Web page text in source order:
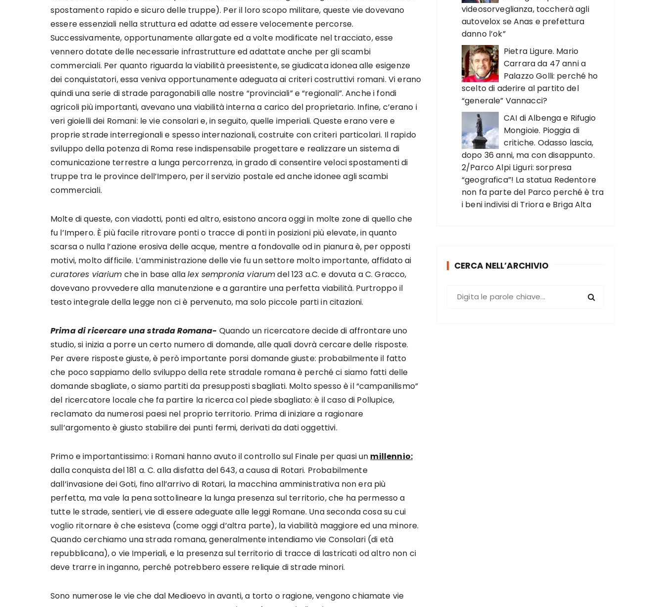
spostamento rapido e sicuro delle truppe). Per il loro scopo militare, queste vie dovevano
essere essenziali nella struttura ed adatte ad essere velocemente percorse.
Successivamente, opportunamente allargate ed a volte modificate nel tracciato, esse
vennero dotate delle necessarie infrastrutture ed adattate anche per gli scambi
commerciali. Per quanto riguarda la viabilità preesistente, se giudicata idonea alle esigenze
dei conquistatori, essa veniva opportunamente adeguata ai criteri costruttivi romani. Vi erano
quindi una serie di strade paragonabili alle nostre “provinciali” e “regionali”. Anche i fondi
agricoli più importanti, avevano una viabilità interna a carico del proprietario. Infine, c’erano i
veri gioielli dei Romani: le vie consolari e, in seguito, quelle imperiali. Queste erano vere e
proprie strade interregionali e spesso internazionali, costruite con criteri particolari. Il rapido
sviluppo della potenza di Roma rese indispensabile progettare e realizzare un sistema di
comunicazione terrestre a lunga percorrenza, in grado di consentire veloci spostamenti di
truppe tra le province dell’Impero, per il servizio postale ed anche idonee agli scambi
commerciali.
Molte di queste, con viadotti, ponti ed altro, esistono ancora oggi in molte zone di quello che
fu l’Impero. È più facile ritrovare ponti o tracce di ponti in posizioni più elevate, in quanto
scarsa o nulla l’azione erosiva delle acque, mentre a fondovalle od in pianura è, per opposti
motivi, molto difficile. L’amministrazione delle vie fu un settore molto importante, affidato ai
curatores viarium che in base allalex sempronia viarumdel 123 a.C. e dovuta a C. Gracco,
dovevano provvedere alla manutenzione e a garantire una perfetta viabilità. Purtroppo il
testo integrale della legge non ci è pervenuto, ma solo piccole parti in citazioni.
Prima di ricercare una strada Romana- Quando un ricercatore decide di affrontare uno
studio, si inizia a porre un certo numero di domande, alle quali dovrà cercare delle risposte.
Per avere risposte giuste, è però importante porsi domande giuste: probabilmente il fatto
che poco sappiamo dello sviluppo della rete stradale romana è perché ci siamo fatti delle
domande sbagliate, o siamo partiti da presupposti sbagliati. Molto spesso è il “campanilismo”
del ricercatore locale che fa partire la ricerca col piede sbagliato: è il caso di Pollupice,
reclamato da numerosi paesi nel proprio territorio. Prima di iniziare a ragionare
sull’argomento è giusto stabilire dei punti fermi, derivati da dati oggettivi.
Primo e importantissimo: i Romani hanno avuto il controllo sul Finale per quasi un millennio:
dalla conquista del 181 a. C. alla disfatta del 643, a causa di Rotari. Probabilmente
dall’invasione dei Goti, fino all’arrivo di Rotari, la macchina amministrativa non era più
perfetta, ma vale la pena sottolineare la lunga presenza sul territorio, che ha permesso a
tutte le strade, sentieri, vie di essere adeguate alle leggi Romane. Una seconda cosa su cui
voglio ritornare è che esisteva (come oggi d’altra parte), la viabilità maggiore ed una minore.
Quando cerchiamo una strada romana, generalmente intendiamo vie Consolari (di età
repubblicana), o vie Imperiali, e la presenza sul territorio di tracce di lastricati od altro non ci
deve trarre in inganno, perché potrebbero essere reliquie di strade minori.
Sono numerose le vie che dal Medioevo in avanti, a torto o ragione, vengono chiamate vie
videosorveglianza, toccherà agli
autovelox se Anas e prefettura
danno l’ok”
Pietra Ligure. Mario
Carrara da 47 anni a
Palazzo Golli: perché ho
scelto di aderire al partito del
“generale” Vannacci?
CAI di Albenga e Rifugio
Mongioie. Pioggia di
critiche. Odasso lascia,
dopo 36 anni, ma con disappunto.
2/Parco Alpi Liguri: sorpresa
“geografica”! La statua Redentore
non fa parte del Parco perché è tra
i beni indivisi di Triora e Briga Alta
CERCA NELL’ARCHIVIO